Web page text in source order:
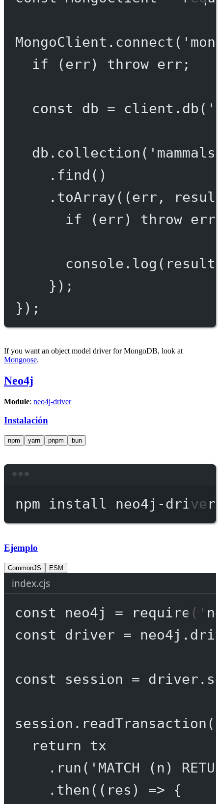
MongoClient. connect (
if (err) throw err;
const db = client. db(
db. collection (
. find ()
. toArray((err ,
if (err) throw
console. log
});
});
If you want an object model driver for MongoDB, look at
Mongoose.
Neo4j
Module: neo4j-driver
Instalación
npm yarn pnpm bun
npm install neo4j-driver
Ejemplo
CommonJS ESM
index.cjs
const neo4j = require (
const
driver = neo4j.
const session = driver.
session. readTransaction
return tx
. run ( 'MATCH (n)
. then (( res ) => {